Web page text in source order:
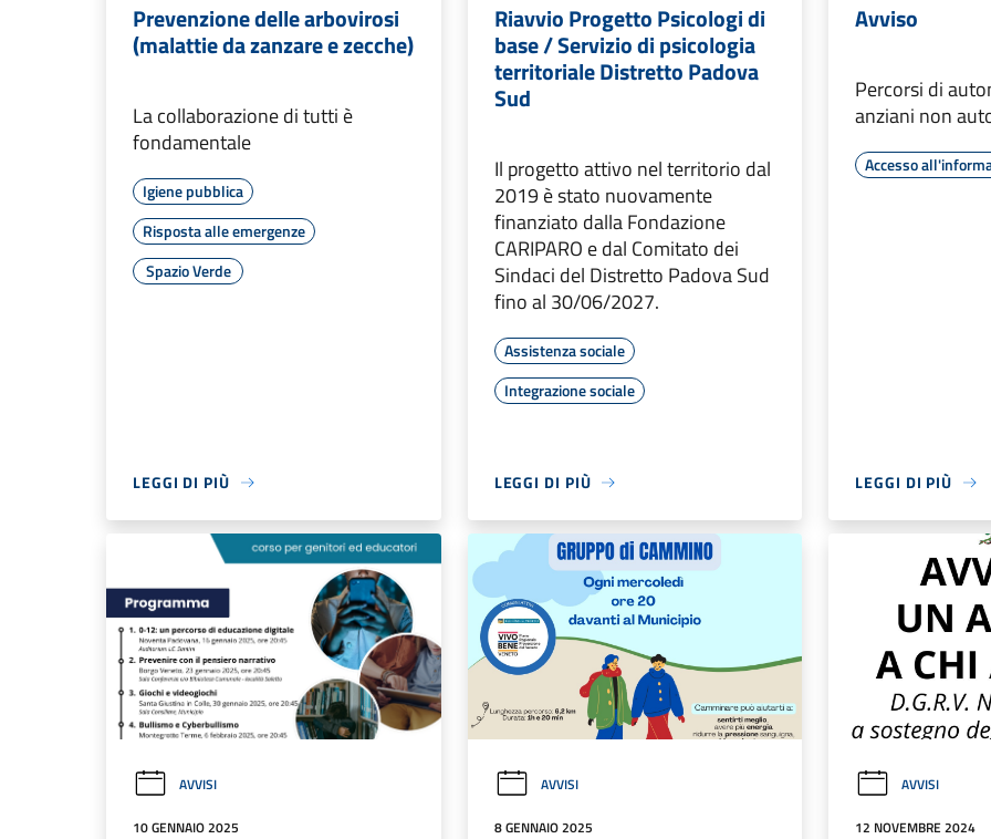
Prevenzione delle arbovirosi
(malattie da zanzare e zecche)
La collaborazione di tutti è
fondamentale
Igiene pubblica
Risposta alle emergenze
Spazio Verde
LEGGI DI PIÙ
Riavvio Progetto Psicologi di
base / Servizio di psicologia
territoriale Distretto Padova
Sud
Il progetto attivo nel territorio dal
2019 è stato nuovamente
finanziato dalla Fondazione
CARIPARO e dal Comitato dei
Sindaci del Distretto Padova Sud
fino al 30/06/2027.
Assistenza sociale
Integrazione sociale
LEGGI DI PIÙ
Avviso
Percorsi di
anziani non
Accesso
LEGGI DI PIÙ
AVVISI
10 GENNAIO 2025
AVVISI
8 GENNAIO 2025
AVVISI
12 NOVEMBRE 2024